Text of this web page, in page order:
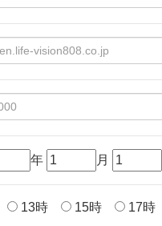
年 月
13時 15時 17時